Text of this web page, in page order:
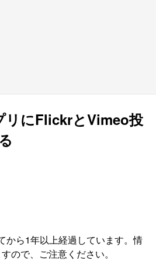
リにFlickrとVimeo投
から1年以上経過しています。情
ので、ご注意ください。